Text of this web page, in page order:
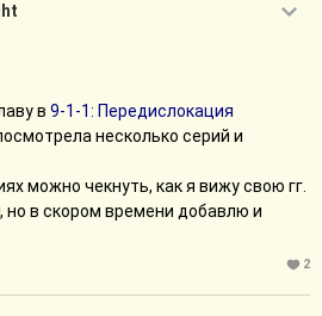
в 9-1-1: Передислокация
несколько серий и
можно чекнуть, как я вижу свою гг.
но в скором времени добавлю и
2